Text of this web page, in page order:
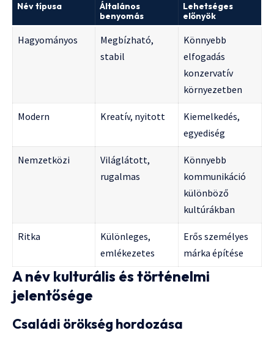
Név típusa
Általános
benyomás
Lehetséges
előnyök
Hagyományos
Megbízható,
stabil
Könnyebb
elfogadás
konzervatív
környezetben
Modern Kreatív, nyitott
Kiemelkedés,
egyediség
Nemzetközi
Világlátott,
rugalmas
Könnyebb
kommunikáció
különböző
kultúrákban
Ritka
Különleges,
emlékezetes
Erős személyes
márka építése
A név kulturális és történelmi
jelentősége
Családi örökség hordozása